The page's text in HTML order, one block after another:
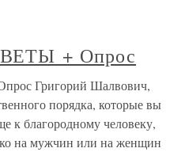
+ Опрос
Григорий Шалвович,
порядка, которые вы
к благородному человеку,
на мужчин или на женщин